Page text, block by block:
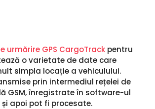
urmărire GPS CargoTrack pentru
o varietate de date care
simpla locație a vehiculului.
prin intermediul rețelei de
GSM, înregistrate în software-ul
apoi pot fi procesate.